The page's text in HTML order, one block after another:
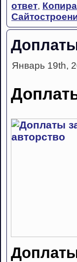
ответ,
Январь 19th,